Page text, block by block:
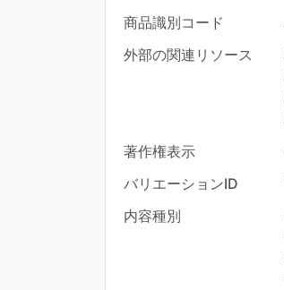
商品識別コード
外部の関連リソース
著作権表示
バリエーションID
内容種別